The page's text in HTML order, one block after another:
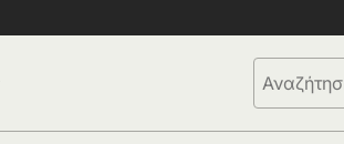
Αναζήτηση
για: